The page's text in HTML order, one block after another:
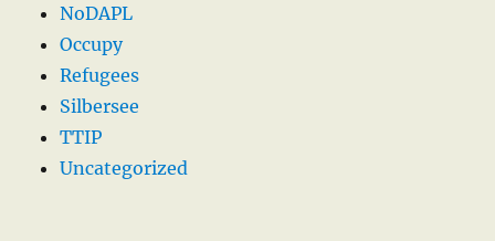
NoDAPL
Occupy
Refugees
Silbersee
TTIP
Uncategorized